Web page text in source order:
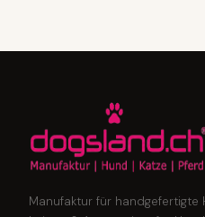
Manufaktur für handgefertigte